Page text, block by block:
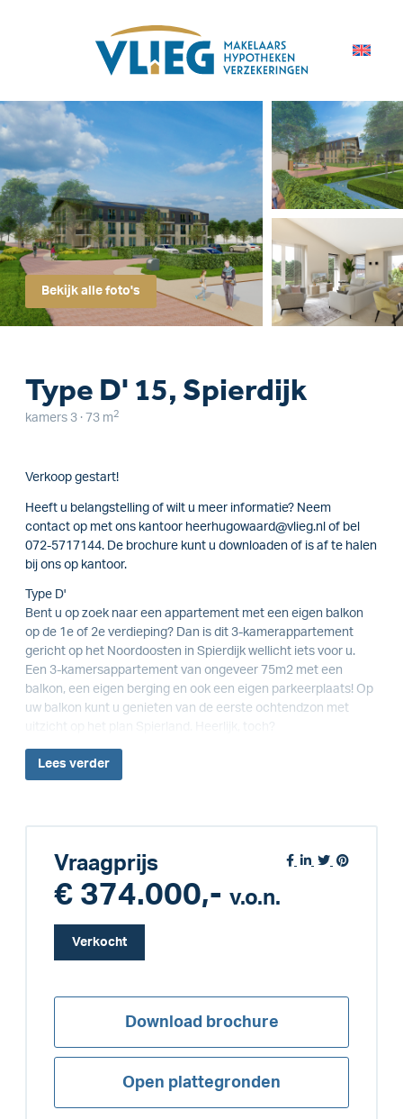
Bekijk alle foto's
Type D' 15, Spierdijk
kamers 3 · 73 m 2
Verkoop gestart!
Heeft u belangstelling of wilt u meer informatie? Neem
contact op met ons kantoor heerhugowaard@vlieg.nl of bel
072-5717144. De brochure kunt u downloaden of is af te halen
bij ons op kantoor.
Type D'
Bent u op zoek naar een appartement met een eigen balkon
op de 1e of 2e verdieping? Dan is dit 3-kamerappartement
gericht op het Noordoosten in Spierdijk wellicht iets voor u.
Een 3-kamersappartement van ongeveer 75m2 met een
balkon, een eigen berging en ook een eigen parkeerplaats! Op
uw balkon kunt u genieten van de eerste ochtendzon met
Lees verder
Vraagprijs
€ 374.000,- v.o.n.
Verkocht
Download brochure
Open plattegronden